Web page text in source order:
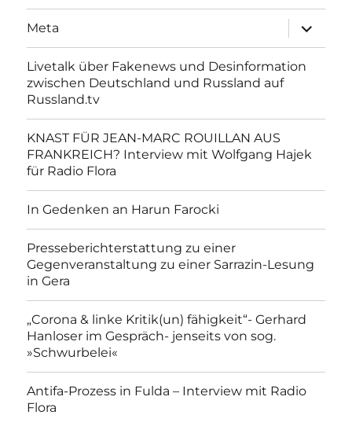
Meta
anzeigen
Livetalk über Fakenews und Desinformation
zwischen Deutschland und Russland auf
Russland.tv
KNAST FÜR JEAN-MARC ROUILLAN AUS
FRANKREICH? Interview mit Wolfgang Hajek
für Radio Flora
In Gedenken an Harun Farocki
Presseberichterstattung zu einer
Gegenveranstaltung zu einer Sarrazin-Lesung
in Gera
„Corona & linke Kritik(un) fähigkeit“- Gerhard
Hanloser im Gespräch- jenseits von sog.
»Schwurbelei«
Antifa-Prozess in Fulda – Interview mit Radio
Flora